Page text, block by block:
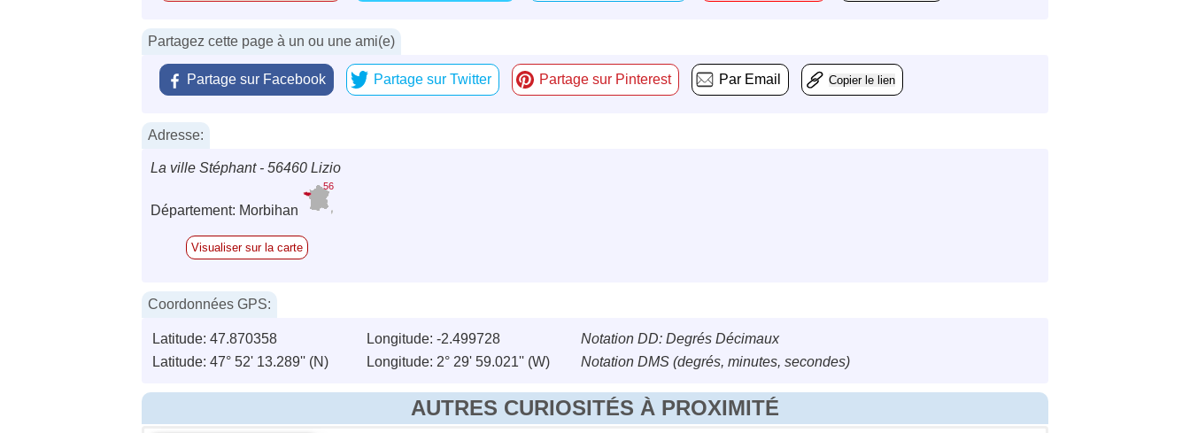
Partagez cette page à un ou une ami(e)
Partage sur Facebook Partage sur Twitter Partage sur Pinterest Par Email Copier le lien
Adresse:
La ville Stéphant - 56460 Lizio
Département: Morbihan
56
Visualiser sur la carte
Coordonnées GPS:
Latitude: 47.870358 Longitude: -2.499728
Notation DD: Degrés Décimaux
Latitude: 47° 52' 13.289'' (N)
Longitude: 2° 29' 59.021'' (W) Notation DMS (degrés, minutes, secondes)
AUTRES CURIOSITÉS À PROXIMITÉ